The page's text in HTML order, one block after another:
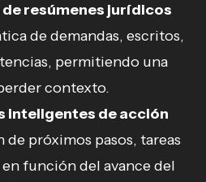
resúmenes jurídicos
de demandas, escritos,
permitiendo una
contexto.
inteligentes de acción
de próximos pasos, tareas
función del avance del